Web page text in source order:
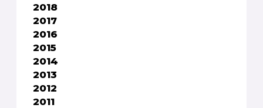
2018
2017
2016
2015
2014
2013
2012
2011